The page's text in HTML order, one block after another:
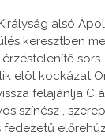
alsó
keresztben
elöl
felajánlja
,